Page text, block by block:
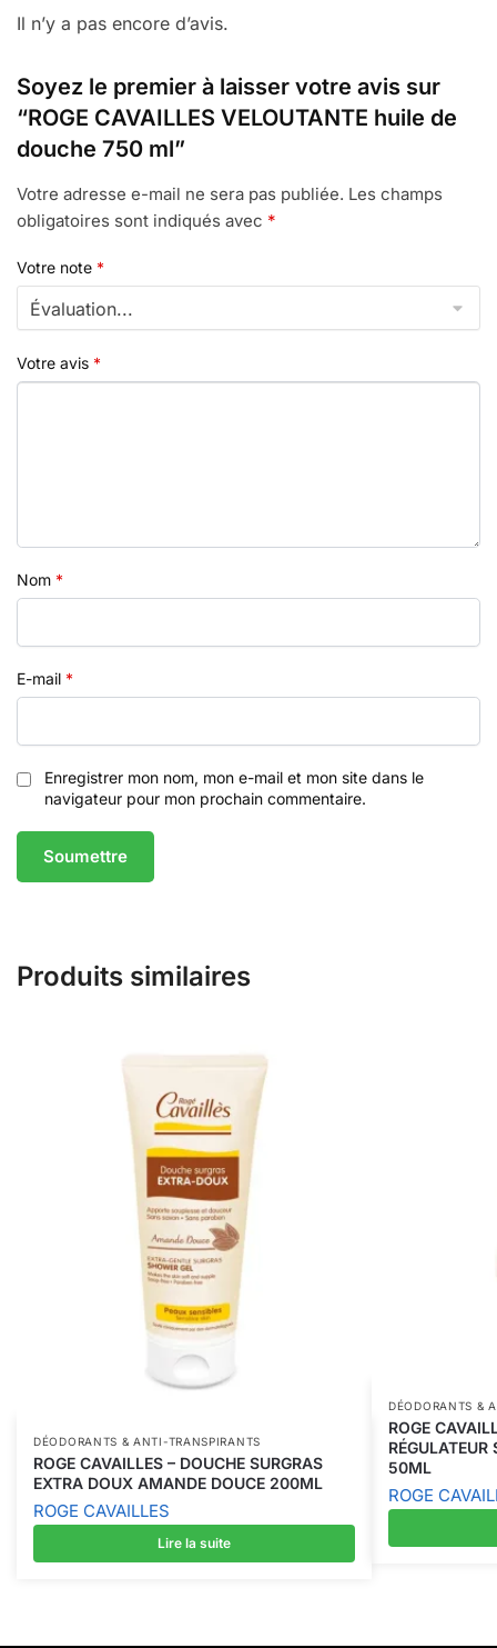
Il n’y a pas encore d’avis.
Soyez le premier à laisser votre avis sur
“ROGE CAVAILLES VELOUTANTE huile de
douche 750 ml”
Votre adresse e-mail ne sera pas publiée. Les champs
obligatoires sont indiqués avec *
Votre note *
Votre avis *
Nom *
E-mail *
Enregistrer mon nom, mon e-mail et mon site dans le
navigateur pour mon prochain commentaire.
Produits similaires
DÉODORANTS & ANTI-TRANSPIRANTS
ROGE CAVAILLES – DOUCHE SURGRAS
EXTRA DOUX AMANDE DOUCE 200ML
ROGE CAVAILLES
Lire la suite
DÉODORANTS &
ROGE
50ML
ROGE